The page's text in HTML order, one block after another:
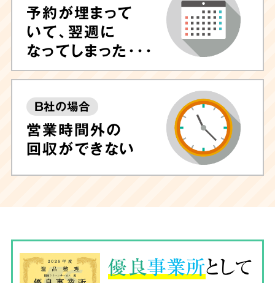
予約が埋まって
いて、翌週に
なってしまった･･･
B社の場合
営業時間外の
回収ができない
優良事業所として